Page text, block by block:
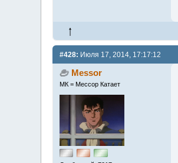
#428: Июля 17, 2014, 17:17:12
Messor
МК = Мессор Катает